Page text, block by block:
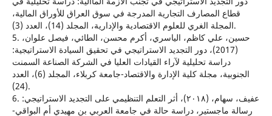
قطاع المصارف التجارية المدرجة في سوق العراق للأوراق المالية،
المجلة الغري للعلوم الاقتصادية والإدارية، المجلد (14)، العدد (3).
5. حسين، علي كاظم، الياسري، أكرم محسن، الطائي، فيصل علوان،
(2017)، دور التجديد الاستراتيجي في تحقيق السيادة الاستراتيجية:
دراسة تحليلية لآراء القيادات العليا في الشركة الصناعة السمنت
الجنوبية، مجلة كلية الإدارة والاقتصاد-جامعة كربلاء، المجلد (6)، العدد
(24).
6. عفيف، سهام، (٢٠١٨)، أثر التعلم التنظيمي على التجديد الاستراتيجي:
رسالة ماجستير، دراسة حالة في جامعة العربي بن مهيدي أم البواقي-